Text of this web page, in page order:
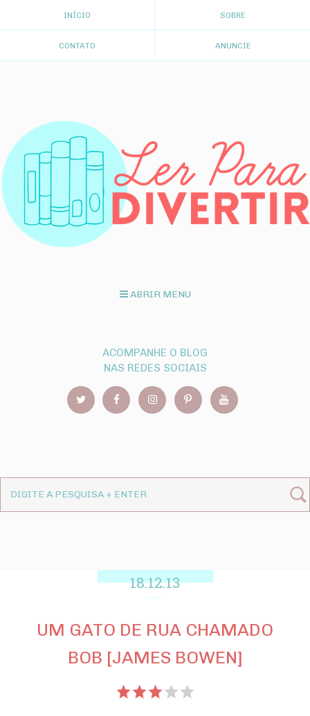
INÍCIO SOBRE
CONTATO ANUNCIE
ABRIR MENU
ACOMPANHE O BLOG
NAS REDES SOCIAIS
18.12.13
UM GATO DE RUA CHAMADO
BOB [JAMES BOWEN]